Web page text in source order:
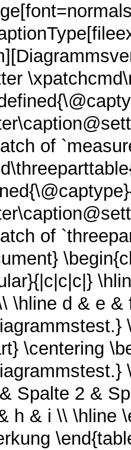
of
of
\hline d & e
\centering
Spalte 2 &
h & i \\ \hline